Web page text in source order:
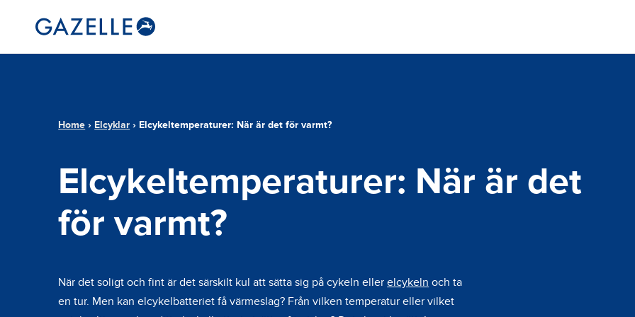
Home › Elcyklar › Elcykeltemperaturer: När är det för varmt?
Elcykeltemperaturer: När är det
för varmt?
När det soligt och fint är det särskilt kul att sätta sig på cykeln ellerelcykeln och ta
en tur. Men kan elcykelbatteriet få värmeslag? Från vilken temperatur eller vilket